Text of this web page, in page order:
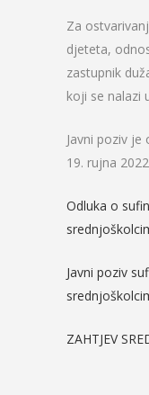
Za
djeteta,
zastupnik
koji se nalazi
Javni poziv
19. rujna
Odluka o
Javni poziv
ZAHTJEV